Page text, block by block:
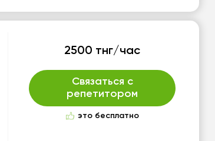
2500 тнг/час
Связаться с
репетитором
это бесплатно